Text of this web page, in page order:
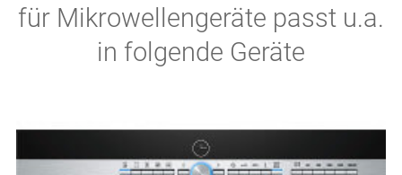
für Mikrowellengeräte passt u.a.
in folgende Geräte